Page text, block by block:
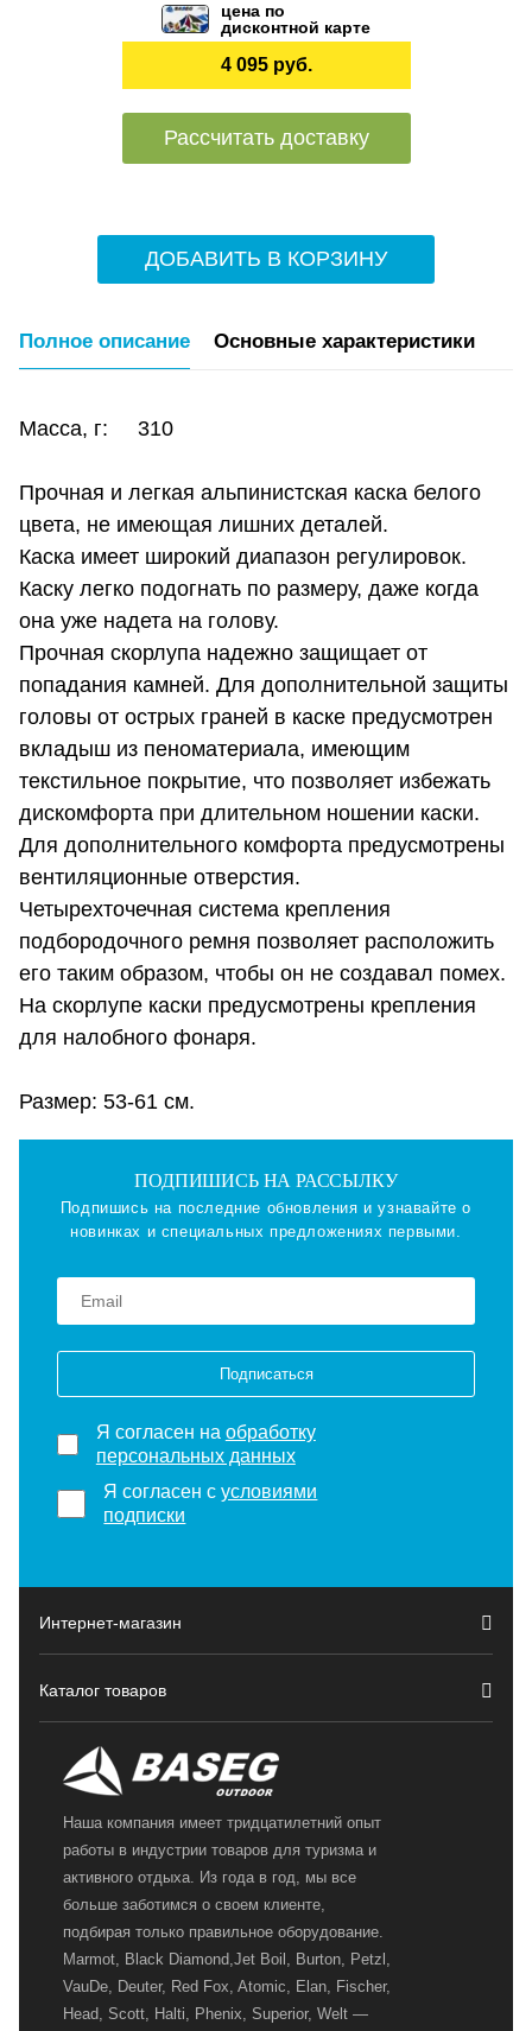
цена по
дисконтной карте
4 095 руб.
Рассчитать доставку
ДОБАВИТЬ В КОРЗИНУ
Полное описание Основные характеристики
Масса, г: 310
Прочная и легкая альпинистская каска белого
цвета, не имеющая лишних деталей.
Каска имеет широкий диапазон регулировок.
Каску легко подогнать по размеру, даже когда
она уже надета на голову.
Прочная скорлупа надежно защищает от
попадания камней. Для дополнительной защиты
головы от острых граней в каске предусмотрен
вкладыш из пеноматериала, имеющим
текстильное покрытие, что позволяет избежать
дискомфорта при длительном ношении каски.
Для дополнительного комфорта предусмотрены
вентиляционные отверстия.
Четырехточечная система крепления
подбородочного ремня позволяет расположить
его таким образом, чтобы он не создавал помех.
На скорлупе каски предусмотрены крепления
для налобного фонаря.
Размер: 53-61 см.
ПОДПИШИСЬ НА РАССЫЛКУ
Подпишись на последние обновления и узнавайте о
новинках и специальных предложениях первыми.
Подписаться
Я согласен на обработку
персональных данных
Я согласен сусловиями
подписки
Интернет-магазин
Каталог товаров
Наша компания имеет тридцатилетний опыт
работы в индустрии товаров для туризма и
активного отдыха. Из года в год, мы все
больше заботимся о своем клиенте,
подбирая только правильное оборудование.
Marmot, Black Diamond,Jet Boil, Burton, Petzl,
VauDe, Deuter, Red Fox, Atomic, Elan, Fischer,
Head, Scott, Halti, Phenix, Superior, Welt —